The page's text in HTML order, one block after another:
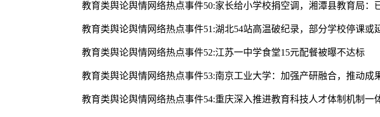
教育类舆论舆情网络热点事件50:家长给小学校捐空调，湘潭县教育局：
教育类舆论舆情网络热点事件51:湖北54站高温破纪录，部分学校停课或
教育类舆论舆情网络热点事件52:江苏一中学食堂15元配餐被曝不达标
教育类舆论舆情网络热点事件53:南京工业大学：加强产研融合，推动成
教育类舆论舆情网络热点事件54:重庆深入推进教育科技人才体制机制一